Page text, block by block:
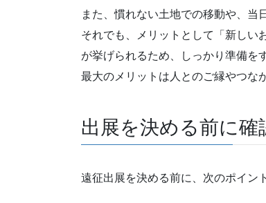
また、慣れない土地での移動や、当
それでも、メリットとして「新しい
が挙げられるため、しっかり準備を
最大のメリットは人とのご縁やつな
出展を決める前に確
遠征出展を決める前に、次のポイン